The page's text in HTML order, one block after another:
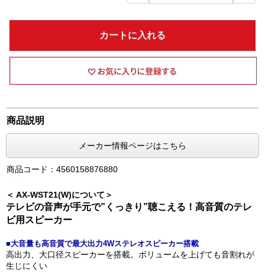
カートに入れる
商品説明
メーカー情報ページはこちら
商品コード：4560158876880
＜ AX-WST21(W)について＞
テレビの音声が手元で”くっきり”聴こえる！高音質のテレ
ビ用スピーカー
■大音量も高音質で最大出力4Wステレオスピーカー搭載
高出力、大口径スピーカーを搭載。ボリュームを上げても音割れが
生じにくい